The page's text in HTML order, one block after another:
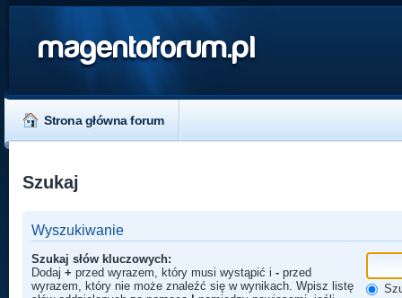
magentoforum.pl
Strona główna forum
Szukaj
Wyszukiwanie
Szukaj słów kluczowych:
Dodaj + przed wyrazem, który musi wystąpić i - przed
wyrazem, który nie może znaleźć się w wynikach. Wpisz listę